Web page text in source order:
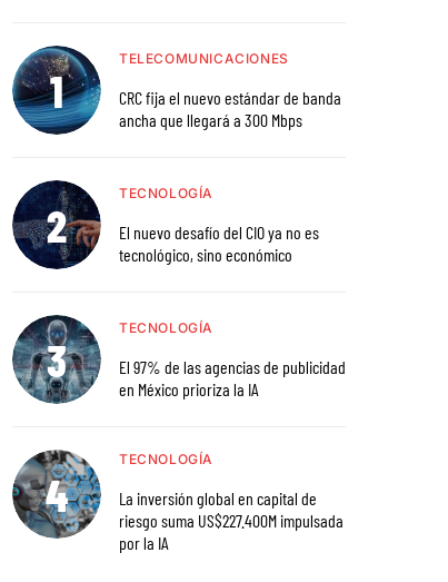
TELECOMUNICACIONES
CRC fija el nuevo estándar de banda
ancha que llegará a 300 Mbps
TECNOLOGÍA
El nuevo desafío del CIO ya no es
tecnológico, sino económico
TECNOLOGÍA
El 97% de las agencias de publicidad
en México prioriza la IA
TECNOLOGÍA
La inversión global en capital de
riesgo suma US$227.400M impulsada
por la IA